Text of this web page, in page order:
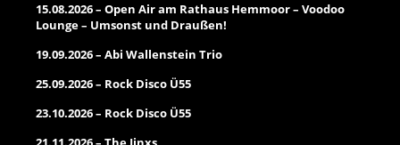
15.08.2026 – Open Air am Rathaus Hemmoor – Voodoo
Lounge – Umsonst und Draußen!
19.09.2026 – Abi Wallenstein Trio
25.09.2026 – Rock Disco Ü55
23.10.2026 – Rock Disco Ü55